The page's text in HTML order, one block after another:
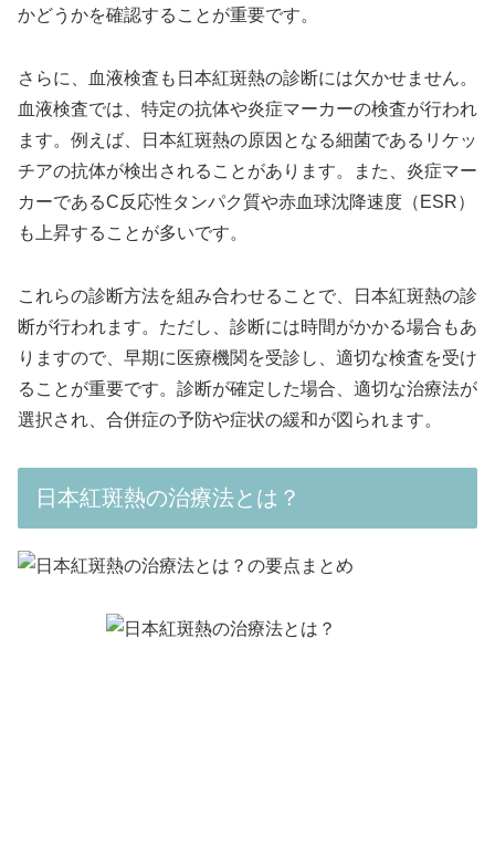
かどうかを確認することが重要です。
さらに、血液検査も日本紅斑熱の診断には欠かせません。
血液検査では、特定の抗体や炎症マーカーの検査が行われ
ます。例えば、日本紅斑熱の原因となる細菌であるリケッ
チアの抗体が検出されることがあります。また、炎症マー
カーであるC反応性タンパク質や赤血球沈降速度（ESR）
も上昇することが多いです。
これらの診断方法を組み合わせることで、日本紅斑熱の診
断が行われます。ただし、診断には時間がかかる場合もあ
りますので、早期に医療機関を受診し、適切な検査を受け
ることが重要です。診断が確定した場合、適切な治療法が
選択され、合併症の予防や症状の緩和が図られます。
日本紅斑熱の治療法とは？